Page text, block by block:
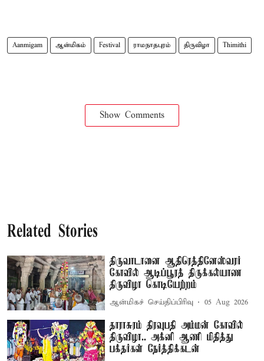
Aanmigam ஆன்மிகம் Festival ராமநாதபுரம் திருவிழா Thimithi
Show Comments
Related Stories
திருவாடானை ஆதிரெத்தினேஸ்வரர்
கோவில் ஆடிப்பூரத் திருக்கல்யாண
திருவிழா கொடியேற்றம்
ஆன்மிகச் செய்திப்பிரிவு 05 Aug 2026
தாராசுரம் திரவுபதி அம்மன் கோவில்
திருவிழா.. அக்னி ஆணி மிதித்து
பக்தர்கள் நேர்த்திக்கடன்